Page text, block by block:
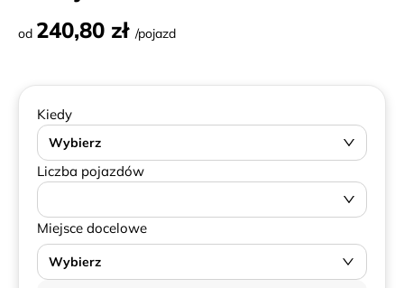
od 240,80 zł /pojazd
Kiedy
Wybierz
Liczba pojazdów
Miejsce docelowe
Wybierz